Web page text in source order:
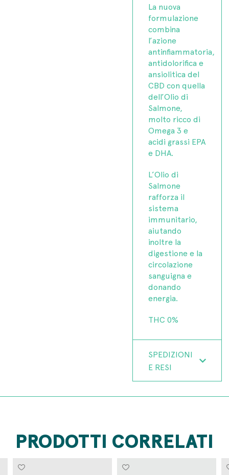
La nuova
formulazione
combina
l’azione
antinfiammatoria,
antidolorifica e
ansiolitica del
CBD con quella
dell’Olio di
Salmone,
molto ricco di
Omega 3 e
acidi grassi EPA
e DHA.
L’Olio di
Salmone
rafforza il
sistema
immunitario,
aiutando
inoltre la
digestione e la
circolazione
sanguigna e
donando
energia.
THC 0%
SPEDIZIONI
E RESI
PRODOTTI CORRELATI